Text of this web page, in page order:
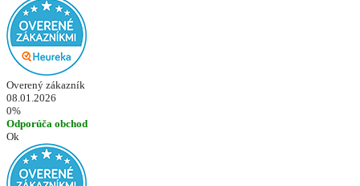
Overený zákazník
08.01.2026
0%
Odporúča obchod
Ok